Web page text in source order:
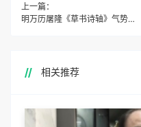
上一篇：
明万历屠隆《草书诗轴》气势雄放
相关推荐